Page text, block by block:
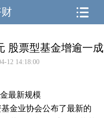
股票型基金增逾一成
12 14:18:00
金业协会公布了最新的